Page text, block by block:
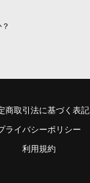
商取引法に基づく表記
ライバシーポリシー
利用規約